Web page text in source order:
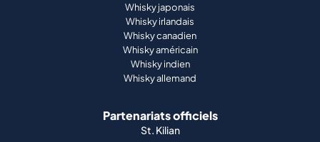
Whisky japonais
Whisky irlandais
Whisky canadien
Whisky américain
Whisky indien
Whisky allemand
Partenariats officiels
St. Kilian